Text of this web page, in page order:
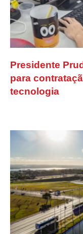
Presidente
para
tecnologia